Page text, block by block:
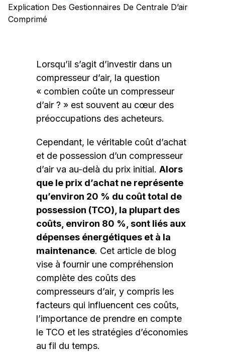
Explication Des Gestionnaires De Centrale D’air
Comprimé
Lorsqu’il s’agit d’investir dans un
compresseur d’air, la question
« combien coûte un compresseur
d’air ? » est souvent au cœur des
préoccupations des acheteurs.
Cependant, le véritable coût d’achat
et de possession d’un compresseur
d’air va au-delà du prix initial. Alors
que le prix d’achat ne représente
qu’environ 20 % du coût total de
possession (TCO), la plupart des
coûts, environ 80 %, sont liés aux
dépenses énergétiques et à la
maintenance. Cet article de blog
vise à fournir une compréhension
complète des coûts des
compresseurs d’air, y compris les
facteurs qui influencent ces coûts,
l’importance de prendre en compte
le TCO et les stratégies d’économies
au fil du temps.